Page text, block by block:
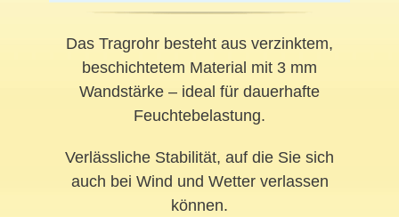
Das Tragrohr besteht aus verzinktem,
beschichtetem Material mit 3 mm
Wandstärke – ideal für dauerhafte
Feuchtebelastung.
Verlässliche Stabilität, auf die Sie sich
auch bei Wind und Wetter verlassen
können.